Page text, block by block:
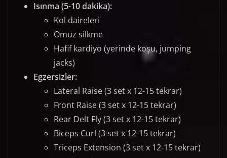
Isınma (5-10 dakika):
Kol daireleri
Omuz silkme
Hafif kardiyo (yerinde koşu, jumping
jacks)
Egzersizler:
Lateral Raise (3 set x 12-15 tekrar)
Front Raise (3 set x 12-15 tekrar)
Rear Delt Fly (3 set x 12-15 tekrar)
Biceps Curl (3 set x 12-15 tekrar)
Triceps Extension (3 set x 12-15 tekrar)